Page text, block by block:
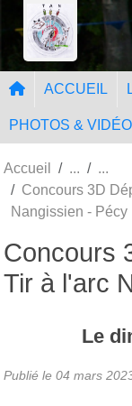
ACCUEIL
PHOTOS &
Accueil
Concours 3D
Nangissien - Pécy
Concours
Tir à l'arc
Le
Publié le 04 mars
Panneau de